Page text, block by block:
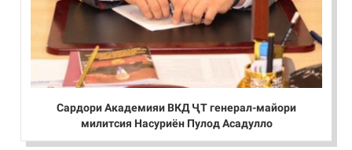
Сардори Академияи ВКД ҶТ генерал-майори
милитсия Насуриён Пулод Асадулло